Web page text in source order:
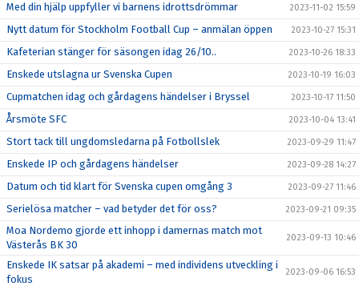
Med din hjälp uppfyller vi barnens idrottsdrömmar 2023-11-02 15:59
Nytt datum för Stockholm Football Cup – anmälan öppen 2023-10-27 15:31
Kafeterian stänger för säsongen idag 26/10.. 2023-10-26 18:33
Enskede utslagna ur Svenska Cupen 2023-10-19 16:03
Cupmatchen idag och gårdagens händelser i Bryssel 2023-10-17 11:50
Årsmöte SFC 2023-10-04 13:41
Stort tack till ungdomsledarna på Fotbollslek 2023-09-29 11:47
Enskede IP och gårdagens händelser 2023-09-28 14:27
Datum och tid klart för Svenska cupen omgång 3 2023-09-27 11:46
Serielösa matcher – vad betyder det för oss? 2023-09-21 09:35
Moa Nordemo gjorde ett inhopp i damernas match mot
Västerås BK 30
2023-09-13 10:46
Enskede IK satsar på akademi – med individens utveckling i
fokus
2023-09-06 16:53